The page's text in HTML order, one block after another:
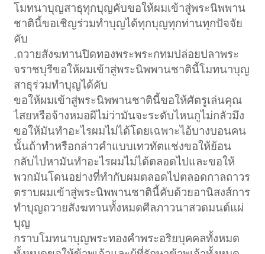
โมทนาบุญสาธุทุกบุญคับขอให้ผมเข้าสู่พระนิพพาน
ชาตินี้ขอเชิญร่วมทำบุญได้ทุกบุญทุกท่านทุกปัจจัย
คับ
.ถวายสังฆทานปิดทองพระพระกทมปล่อยปลาพระ
จราชบุรีขอให้ผมเข้าสู่พระนิพพานชาตินี้โมทนาบุญ
สาธุร่วมทำบุญได้คับ
ขอให้ผมเข้าสู่พระนิพพานชาตินี้ขอให้ศัตรูเล่นคุณ
ไสยหรือจ้างหมอผีไม่ว่ามันจะระดับไหนกูไม่กลัวมึง
ขอให้มันทำอะไรผมไม่ได้โดยเฉพาะไอ้บางบอนคน
นั้นถ้าทำหรือกล่าวคำแบบเทวทัตแช่งขอให้ย้อน
กลับไปหามันทำอะไรผมไม่ได้ตลอดไปและขอให้
พวกมันโดนอย่างที่ทำกับผมตลอดไปตลอดกาลถาวร
ตราบผมเข้าสู่พระนิพพานชาตินี้คับด้วยอานิสงส์การ
ทำบุญถวายสังฆทานทั้งหมดศีลภาวนาสวดมนต์แผ่
บุญ
กราบโมทนาบุญพระทองคำพระอริยบุคคลทั้งหมด